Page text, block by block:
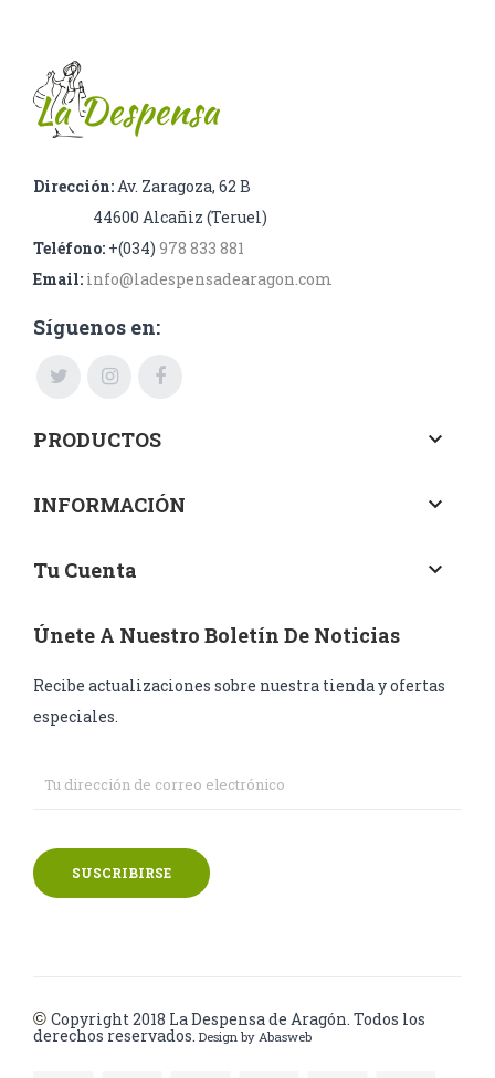
Dirección:Av. Zaragoza, 62 B
44600 Alcañiz (Teruel)
Teléfono: +(034) 978 833 881
Email: info@ladespensadearagon.com
Síguenos en:
PRODUCTOS keyboard_arrow_down
INFORMACIÓN keyboard_arrow_down
Tu Cuenta keyboard_arrow_down
Únete A Nuestro Boletín De Noticias
Recibe actualizaciones sobre nuestra tienda y ofertas
especiales.
SUSCRIBIRSE
© Copyright 2018 La Despensa de Aragón. Todos los
derechos reservados. Design by Abasweb